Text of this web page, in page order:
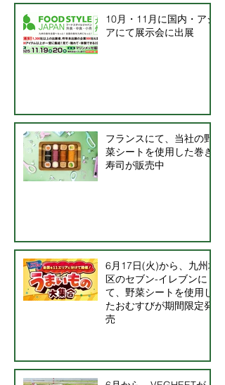
10月・11月に国内・アジ
アにて展示会に出展
フランスにて、当社の野
菜シートを使用した巻き
寿司が販売中
6月17日(火)から、九州地
区のセブン-イレブンに
て、野菜シートを使用し
たおむすびが期間限定発
売